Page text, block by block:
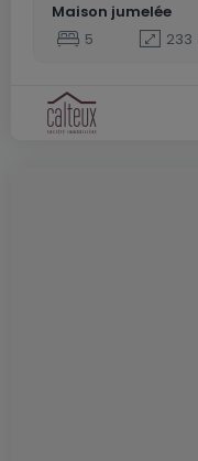
Maison jumelée
5
233